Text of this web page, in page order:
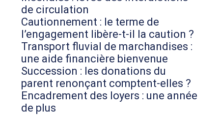
de circulation
Cautionnement : le terme de
l’engagement libère-t-il la caution ?
Transport fluvial de marchandises :
une aide financière bienvenue
Succession : les donations du
parent renonçant comptent-elles ?
Encadrement des loyers : une année
de plus